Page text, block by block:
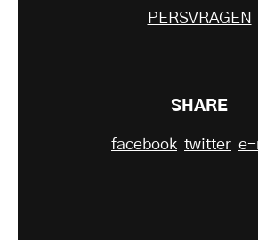
PERSVRAGEN
SHARE
facebook twitter e-